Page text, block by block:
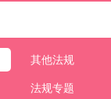
其他法规
法规专题